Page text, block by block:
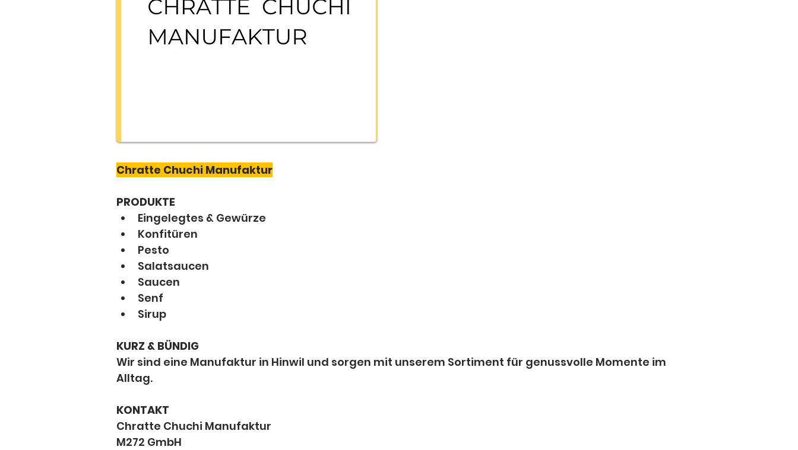
Chratte Chuchi Manufaktur
PRODUKTE
Eingelegtes & Gewürze
Konfitüren
Pesto
Salatsaucen
Saucen
Senf
Sirup
KURZ & BÜNDIG
Wir sind eine Manufaktur in Hinwil und sorgen mit unserem Sortiment für genussvolle Momente im
Alltag.
KONTAKT
Chratte Chuchi Manufaktur
M272 GmbH